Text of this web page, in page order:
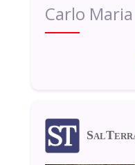
Carlo